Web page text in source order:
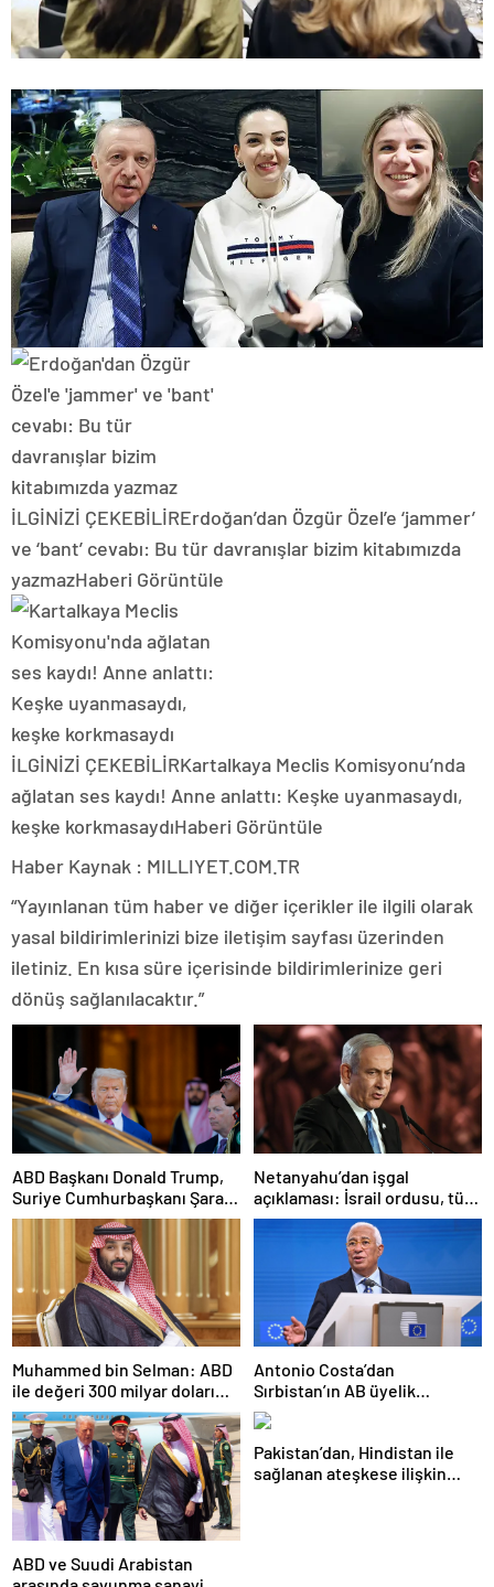
İLGİNİZİ ÇEKEBİLİRErdoğan’dan Özgür Özel’e ‘jammer’
ve ‘bant’ cevabı: Bu tür davranışlar bizim kitabımızda
yazmazHaberi Görüntüle
İLGİNİZİ ÇEKEBİLİRKartalkaya Meclis Komisyonu’nda
ağlatan ses kaydı! Anne anlattı: Keşke uyanmasaydı,
keşke korkmasaydıHaberi Görüntüle
Haber Kaynak : MILLIYET.COM.TR
“Yayınlanan tüm haber ve diğer içerikler ile ilgili olarak
yasal bildirimlerinizi bize iletişim sayfası üzerinden
iletiniz. En kısa süre içerisinde bildirimlerinize geri
dönüş sağlanılacaktır.”
ABD Başkanı Donald Trump,
Suriye Cumhurbaşkanı Şara
ile görüşecek
Netanyahu’dan işgal
açıklaması: İsrail ordusu, tüm
gücüyle Gazze’ye girecek
Muhammed bin Selman: ABD
ile değeri 300 milyar doları
aşan anlaşmalar imzaladık
Antonio Costa’dan
Sırbistan’ın AB üyelik
sürecine ilişkin açıklama
ABD ve Suudi Arabistan
Pakistan’dan, Hindistan ile
sağlanan ateşkese ilişkin